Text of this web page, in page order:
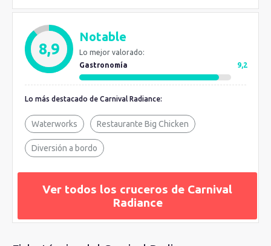
gastronómica llega con el Big Chicken de célebre jugador de basket Saquille O
´Neal y el Carnival Deli de comida picante.
exterior, el entretenimiento es sello de identidad de la compañía
Cruise Line. Su apuesta por el ocio se ha mejorado con la implantación del
nuevo parque acuáticoWaterworks, y la zona deportiva con cancha de
canciones Playlist Productions que se celebran en el teatro. Déjate llevar por
los radiantes rayos de sol y embárcate en el C
vacaciones de ensueño y diversión.
8,9
Notable
Lo mejor valorado:
Gastronomía
9,2
Lo más destacado de Carnival Radiance:
Waterworks Restaurante Big Chicken
Diversión a bordo
Ver todos los cruceros de Carnival
Radiance